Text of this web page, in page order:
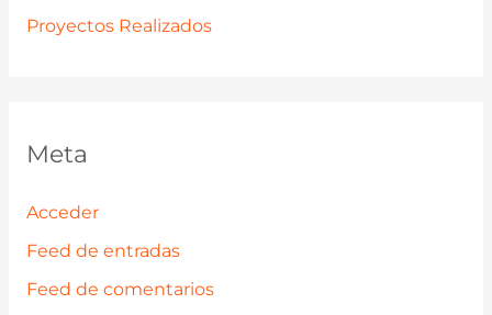
Proyectos Realizados
Meta
Acceder
Feed de entradas
Feed de comentarios